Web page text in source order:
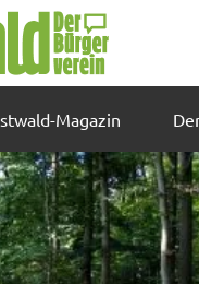
Magazin